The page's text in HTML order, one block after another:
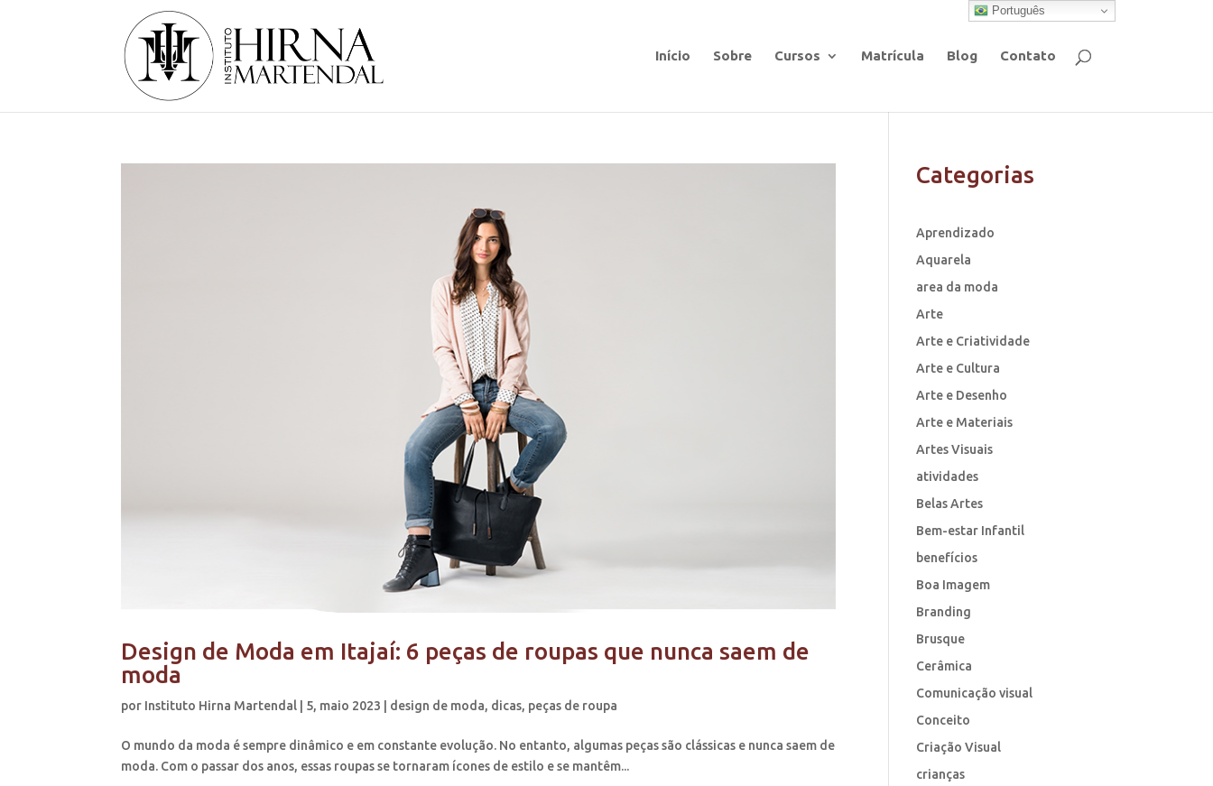
Início Sobre Cursos Matrícula Blog Contato
Design de Moda em Itajaí: 6 peças de roupas que nunca saem de
moda
por Instituto Hirna Martendal 5, maio 2023 design de moda, dicas, peças de roupa
O mundo da moda é sempre dinâmico e em constante evolução. No entanto, algumas peças são clássicas e nunca saem de
moda. Com o passar dos anos, essas roupas se tornaram ícones de estilo e se mantêm...
Categorias
Aprendizado
Aquarela
area da moda
Arte
Arte e Criatividade
Arte e Cultura
Arte e Desenho
Arte e Materiais
Artes Visuais
atividades
Belas Artes
Bem-estar Infantil
benefícios
Boa Imagem
Branding
Brusque
Cerâmica
Comunicação visual
Conceito
Criação Visual
crianças
Português